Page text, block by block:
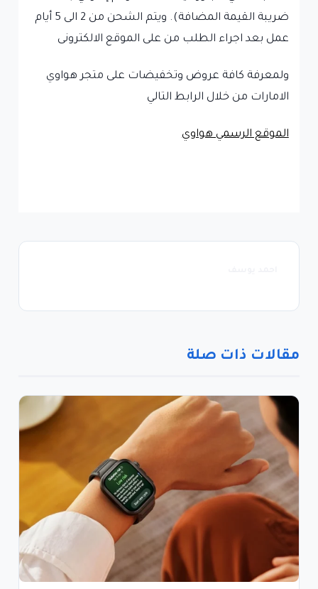
ضريبة القيمة المضافة). ويتم الشحن من 2 الى 5 أيام
عمل بعد اجراء الطلب من على الموقع الالكترونى
ولمعرفة كافة عروض وتخفيضات على متجر هواوي
الامارات من خلال الرابط التالي
الموقع الرسمي هواوي
مقالات ذات صلة